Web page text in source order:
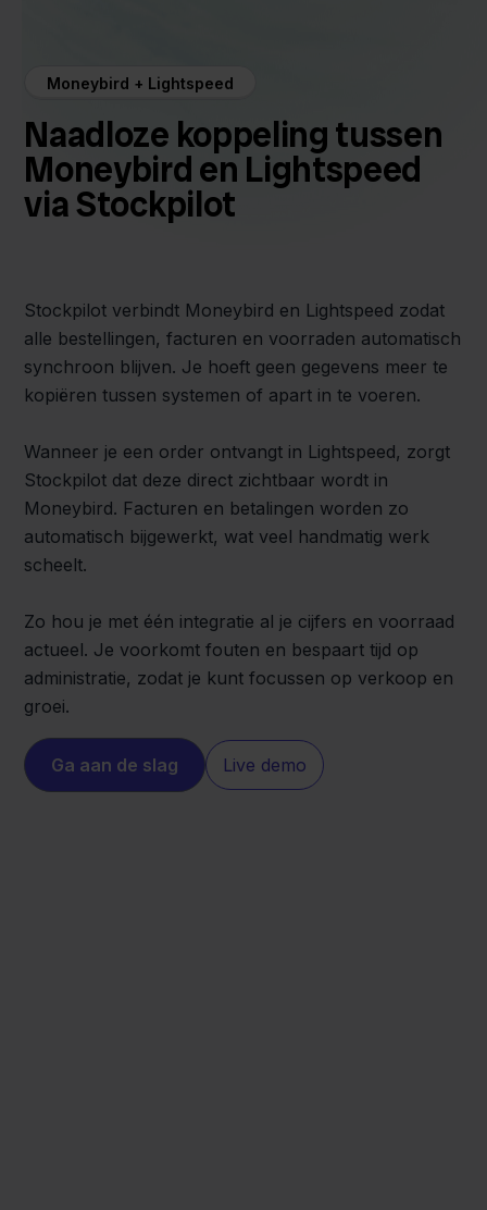
Moneybird + Lightspeed
Naadloze koppeling tussen
Moneybird en Lightspeed
via Stockpilot
Stockpilot verbindt Moneybird en Lightspeed zodat
alle bestellingen, facturen en voorraden automatisch
synchroon blijven. Je hoeft geen gegevens meer te
kopiëren tussen systemen of apart in te voeren.
Wanneer je een order ontvangt in Lightspeed, zorgt
Stockpilot dat deze direct zichtbaar wordt in
Moneybird. Facturen en betalingen worden zo
automatisch bijgewerkt, wat veel handmatig werk
scheelt.
Zo hou je met één integratie al je cijfers en voorraad
actueel. Je voorkomt fouten en bespaart tijd op
administratie, zodat je kunt focussen op verkoop en
groei.
Ga aan de slag Live demo